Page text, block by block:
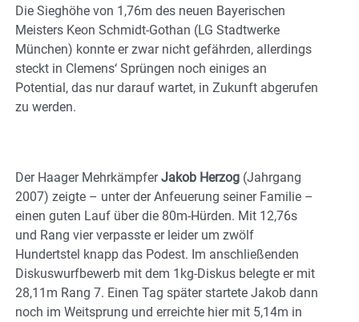
Die Sieghöhe von 1,76m des neuen Bayerischen
Meisters Keon Schmidt-Gothan (LG Stadtwerke
München) konnte er zwar nicht gefährden, allerdings
steckt in Clemens‘ Sprüngen noch einiges an
Potential, das nur darauf wartet, in Zukunft abgerufen
zu werden.
Der Haager MehrkämpferJakob Herzog (Jahrgang
2007) zeigte – unter der Anfeuerung seiner Familie –
einen guten Lauf über die 80m-Hürden. Mit 12,76s
und Rang vier verpasste er leider um zwölf
Hundertstel knapp das Podest. Im anschließenden
Diskuswurfbewerb mit dem 1kg-Diskus belegte er mit
28,11m Rang 7. Einen Tag später startete Jakob dann
noch im Weitsprung und erreichte hier mit 5,14m in